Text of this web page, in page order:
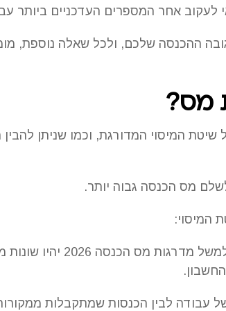
לעקוב אחר המספרים העדכניים ביותר
ההכנסה שלכם, ולכל שאלה נוספת,
מס?
המיסוי המדורגת, וכמו שניתן
מס הכנסה גבוה יותר.
המיסוי:
• גובה המס מתעדכן אחת
עבודה לבין הכנסות שמתקבלות